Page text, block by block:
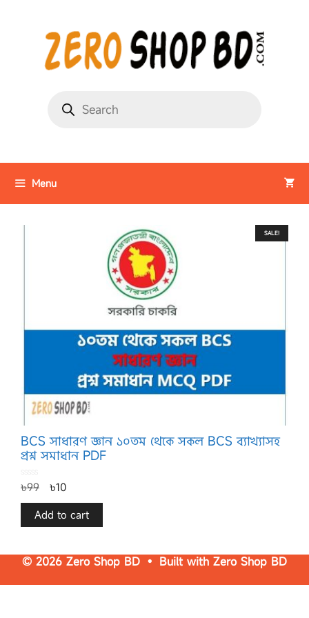
Menu
SALE!
BCS সাধারণ জ্ঞান ১০তম থেকে সকল BCS ব্যাখ্যাসহ
প্রশ্ন সমাধান PDF
o
u
o
৳99 ৳10
Add to cart
© 2026 Zero Shop BD • Built with Zero Shop BD